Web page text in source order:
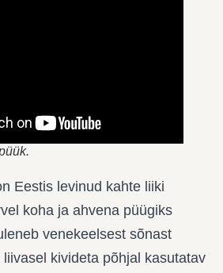
Eestis levinud kahte liiki
koha ja ahvena püügiks
venekeelsest sõnast
liivasel kivideta põhjal kasutatav